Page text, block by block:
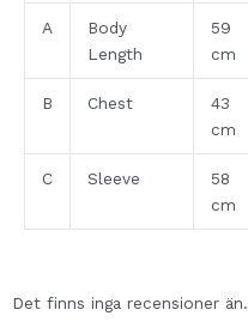
A
Body
Length
59
cm
B Chest
43
cm
C Sleeve
58
cm
Det finns inga recensioner än.